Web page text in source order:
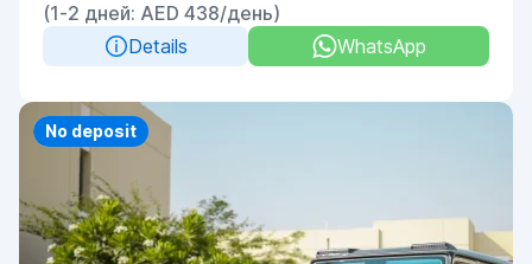
(1-2 дней: AED 438/день)
Details
WhatsApp
Priority
No deposit